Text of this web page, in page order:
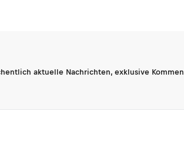
aktuelle Nachrichten, exklusive